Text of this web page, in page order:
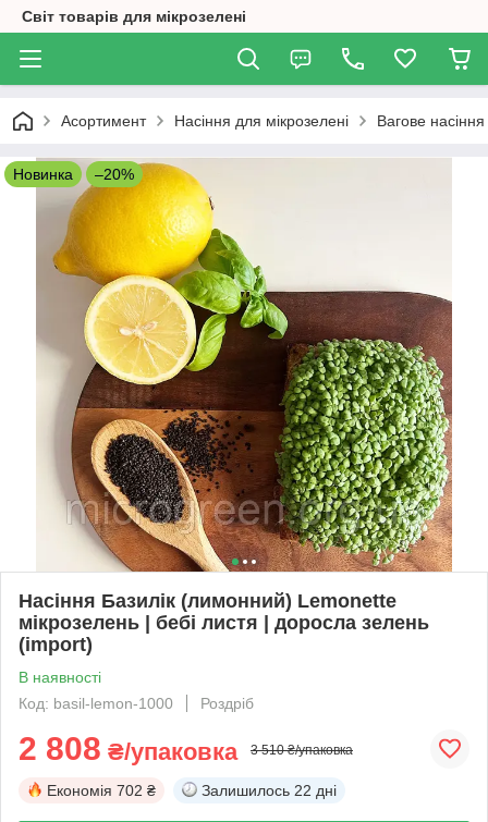
Світ товарів для мікрозелені
Асортимент Насіння для мікрозелені Вагове насіння
Новинка –20%
Насіння Базилік (лимонний) Lemonette
мікрозелень | бебі листя | доросла зелень
(import)
В наявності
Код: basil-lemon-1000
Роздріб
2 808 ₴/упаковка 3 510 ₴/упаковка
Економія 702 ₴ Залишилось 22 дні